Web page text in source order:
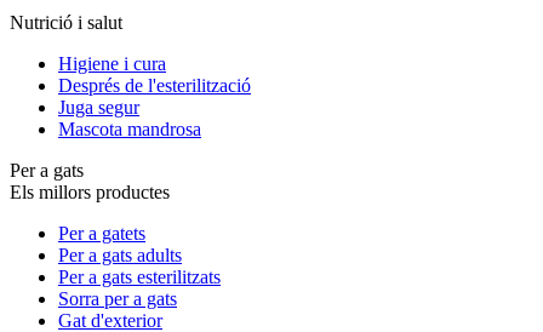
Nutrició i salut
Higiene i cura
Després de l'esterilització
Juga segur
Mascota mandrosa
Per a gats
Els millors productes
Per a gatets
Per a gats adults
Per a gats esterilitzats
Sorra per a gats
Gat d'exterior